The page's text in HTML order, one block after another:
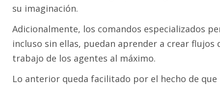
su imaginación.
Adicionalmente, los comandos especializados
incluso sin ellas, puedan aprender a crear
trabajo de los agentes al máximo.
Lo anterior queda facilitado por el hecho de que